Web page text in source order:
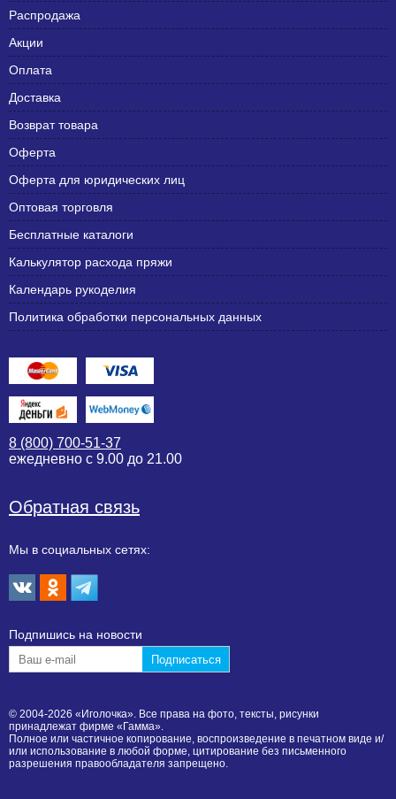
Распродажа
Акции
Оплата
Доставка
Возврат товара
Оферта
Оферта для юридических лиц
Оптовая торговля
Бесплатные каталоги
Калькулятор расхода пряжи
Календарь рукоделия
Политика обработки персональных данных
8 (800) 700-51-37
ежедневно с 9.00 до 21.00
Обратная связь
Мы в социальных сетях:
Подпишиcь на новости
© 2004-2026 «Иголочка». Все права на фото, тексты, рисунки
принадлежат фирме «Гамма».
Полное или частичное копирование, воспроизведение в печатном виде и/
или использование в любой форме, цитирование без письменного
разрешения правообладателя запрещено.